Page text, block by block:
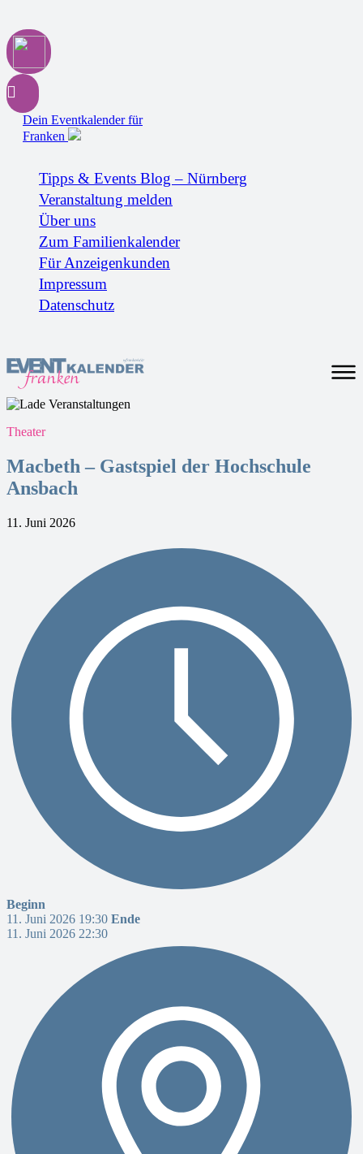
Dein Eventkalender für
Franken
Tipps & Events Blog – Nürnberg
Veranstaltung melden
Über uns
Zum Familienkalender
Für Anzeigenkunden
Impressum
Datenschutz
Theater
Macbeth – Gastspiel der Hochschule
Ansbach
11. Juni 2026
Beginn
11. Juni 2026 19:30 Ende
11. Juni 2026 22:30